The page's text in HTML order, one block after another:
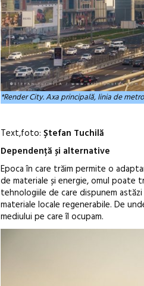
*Render City. Axa principală, linia de
Text,foto: Ștefan Tuchilă
Dependență și alternative
Epoca în care trăim permite o
de materiale și energie, omul poate
tehnologiile de care dispunem
materiale locale regenerabile. De
mediului pe care îl ocupam.